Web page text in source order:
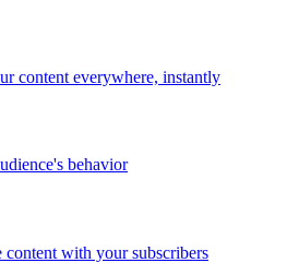
content everywhere, instantly
behavior
content with your subscribers